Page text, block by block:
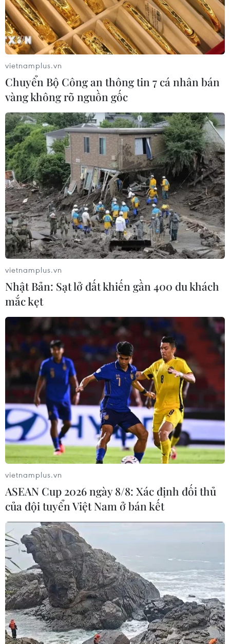
vietnamplus.vn
Chuyển Bộ Công an thông tin 7 cá nhân bán
vàng không rõ nguồn gốc
vietnamplus.vn
Nhật Bản: Sạt lở đất khiến gần 400 du khách
mắc kẹt
vietnamplus.vn
ASEAN Cup 2026 ngày 8/8: Xác định đối thủ
của đội tuyển Việt Nam ở bán kết